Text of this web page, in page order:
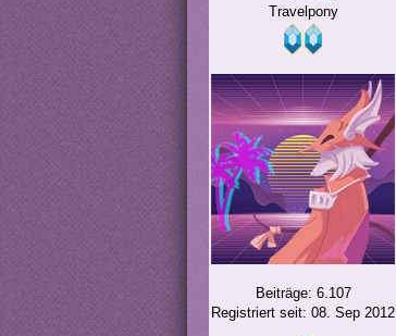
Travelpony
Beiträge: 6.107
Registriert seit: 08. Sep 2012